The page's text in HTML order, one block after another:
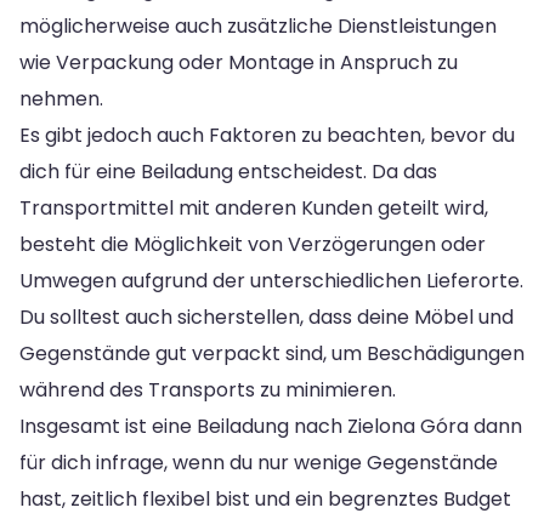
möglicherweise auch zusätzliche Dienstleistungen
wie Verpackung oder Montage in Anspruch zu
nehmen.
Es gibt jedoch auch Faktoren zu beachten, bevor du
dich für eine Beiladung entscheidest. Da das
Transportmittel mit anderen Kunden geteilt wird,
besteht die Möglichkeit von Verzögerungen oder
Umwegen aufgrund der unterschiedlichen Lieferorte.
Du solltest auch sicherstellen, dass deine Möbel und
Gegenstände gut verpackt sind, um Beschädigungen
während des Transports zu minimieren.
Insgesamt ist eine Beiladung nach Zielona Góra dann
für dich infrage, wenn du nur wenige Gegenstände
hast, zeitlich flexibel bist und ein begrenztes Budget